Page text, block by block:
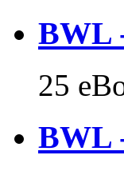
BWL
25
BWL